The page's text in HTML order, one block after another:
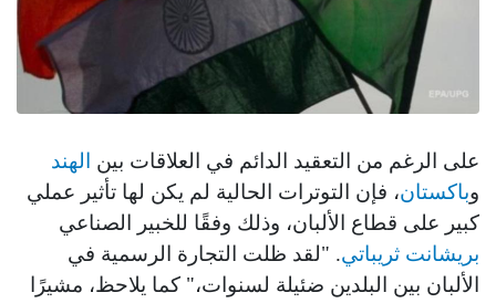
على الرغم من التعقيد الدائم في العلاقات بين
الهند
وباكستان، فإن التوترات الحالية لم يكن لها تأثير عملي
كبير على قطاع الألبان، وذلك وفقًا للخبير الصناعي
بريشانت ثريباتي. "لقد ظلت التجارة الرسمية في
الألبان بين البلدين ضئيلة لسنوات،" كما يلاحظ، مشيرًا